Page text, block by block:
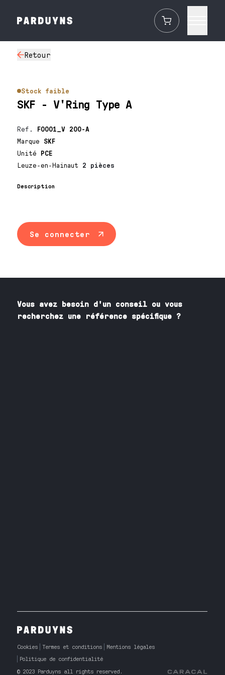
Retour
Stock faible
SKF - V'Ring Type A
Ref. F0001_V 200-A
Marque SKF
Unité PCE
Leuze-en-Hainaut 2 pièces
Description
Se connecter
Vous avez besoin d'un conseil ou vous
recherchez une référence spécifique ?
Cookies Termes et conditions
Mentions légales
Politique de confidentialité
© 2023 Parduyns all rights reserved.